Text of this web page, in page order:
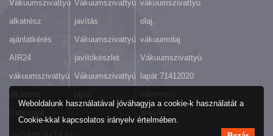
Vákuumszivattyú
alkatrész
ajánlatkérés
AIR24
vákuumszivattyú
Vákuumszivattyú
javítás
Vákuumszivattyú
javítókészlet
Vákuumszivattyú
vákuumszivattyú
olaj,
vákuumolaj
Vákuumszivattyú
lapát 71412020
Weboldalunk használatával jóváhagyja a cookie-k használatát a
Cookie-kkal kapcsolatos irányelv értelmében.